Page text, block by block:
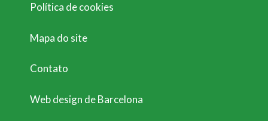
Política de cookies
Mapa do site
Contato
Web design de Barcelona